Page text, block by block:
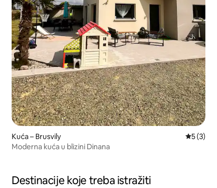
Kuća – Brusvily
5 (3)
Moderna kuća u blizini Dinana
Destinacije koje treba istražiti